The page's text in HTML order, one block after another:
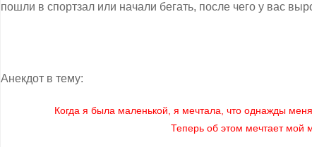
пошли в спортзал или начали бегать, после чего у вас
Анекдот в тему:
Когда я была маленькой, я мечтала, что однажды
Теперь об этом мечтает мой